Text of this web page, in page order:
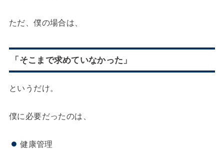
ただ、僕の場合は、
「そこまで求めていなかった」
というだけ。
僕に必要だったのは、
健康管理